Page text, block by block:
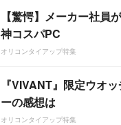
【驚愕】メーカー社員
神コスパPC
オリコンタイアップ特集
『VIVANT』限定ウオ
ーの感想は
オリコンタイアップ特集